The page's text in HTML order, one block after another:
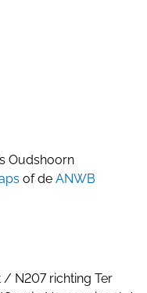
Oudshoorn
of de ANWB
/ N207 richting Ter